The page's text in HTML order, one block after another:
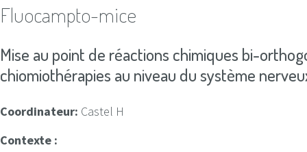
Fluocampto-mice
Mise au point de réactions chimiques bi-
chiomiothérapies au niveau du système
Coordinateur: Castel H
Contexte :